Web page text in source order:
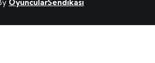
OyuncularSendikası